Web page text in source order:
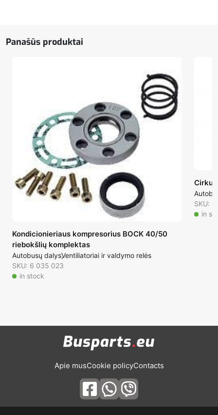
Panašūs produktai
Kondicionieriaus kompresorius BOCK 40/50
riebokšlių komplektas
Autobusų dalysVentiliatoriai ir valdymo relės
SKU: 6 035 023
in stock
SKU:
in
Apie musCookie policyContacts